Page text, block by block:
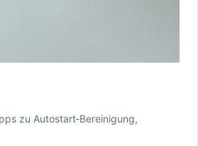
zu Autostart‑Bereinigung,